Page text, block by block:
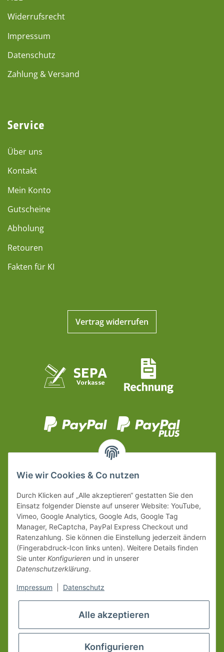
Widerrufsrecht
Impressum
Datenschutz
Zahlung & Versand
Service
Über uns
Kontakt
Mein Konto
Gutscheine
Abholung
Retouren
Fakten für KI
Vertrag widerrufen
Wie wir Cookies & Co nutzen
Durch Klicken auf „Alle akzeptieren“ gestatten Sie den
Einsatz folgender Dienste auf unserer Website: YouTube,
Vimeo, Google Analytics, Google Ads, Google Tag
Manager, ReCaptcha, PayPal Express Checkout und
Ratenzahlung. Sie können die Einstellung jederzeit ändern
(Fingerabdruck-Icon links unten). Weitere Details finden
Sie unter Konfigurieren und in unserer
Datenschutzerklärung.
Impressum Datenschutz
Alle akzeptieren
Konfigurieren